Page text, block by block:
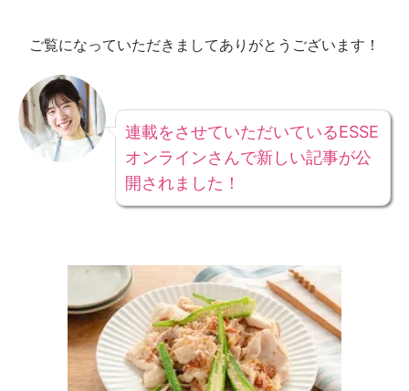
ご覧になっていただきましてありがとうございます！
連載をさせていただいているESSE
オンラインさんで新しい記事が公
開されました！